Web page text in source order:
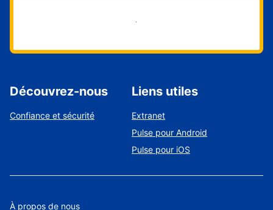
Démarrer maintenant
Découvrez-nous
Confiance et sécurité
Liens utiles
Extranet
Pulse pour Android
Pulse pour iOS
À propos de nous